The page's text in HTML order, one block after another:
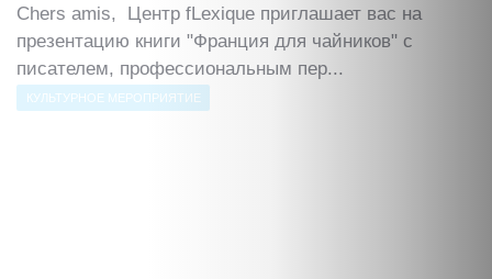
Chers amis, Центр fLexique приглашает вас на
презентацию книги "Франция для чайников" с
писателем, профессиональным пер...
КУЛЬТУРНОЕ МЕРОПРИЯТИЕ